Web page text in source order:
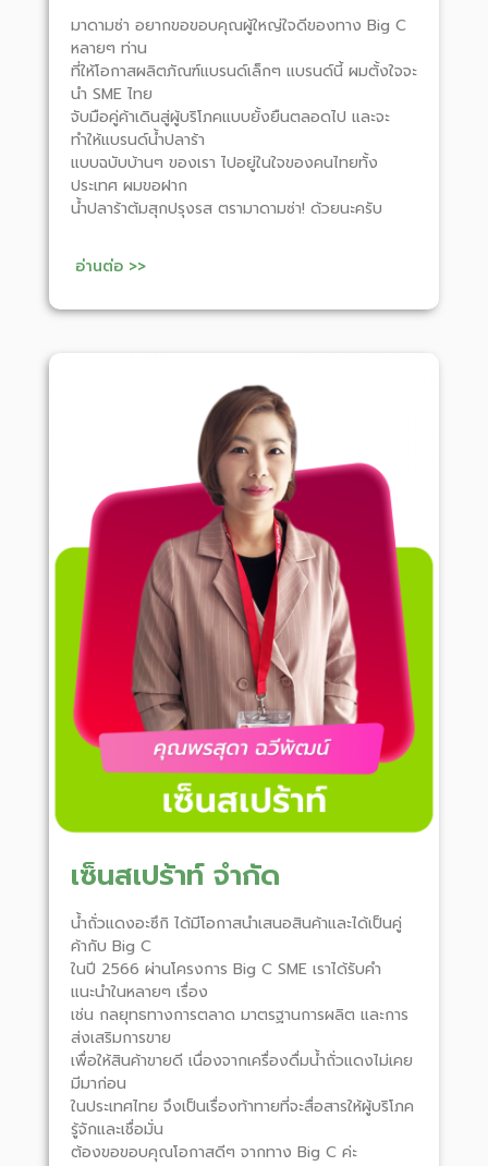
มาดามซ่า อยากขอขอบคุณผู้ใหญ่ใจดีของทาง Big C
หลายๆ ท่าน
ที่ให้โอกาสผลิตภัณฑ์แบรนด์เล็กๆ แบรนด์นี้ ผมตั้งใจจะ
นำ SME ไทย
จับมือคู่ค้าเดินสู่ผู้บริโภคแบบยั้งยืนตลอดไป และจะ
ทำให้แบรนด์น้ำปลาร้า
แบบฉบับบ้านๆ ของเรา ไปอยู่ในใจของคนไทยทั้ง
ประเทศ ผมขอฝาก
น้ำปลาร้าต้มสุกปรุงรส ตรามาดามซ่า! ด้วยนะครับ
อ่านต่อ >>
เซ็นสเปร้าท์ จำกัด
น้ำถั่วแดงอะซึกิ ได้มีโอกาสนำเสนอสินค้าและได้เป็นคู่
ค้ากับ Big C
ในปี 2566 ผ่านโครงการ Big C SME เราได้รับคำ
แนะนำในหลายๆ เรื่อง
เช่น กลยุทธทางการตลาด มาตรฐานการผลิต และการ
ส่งเสริมการขาย
เพื่อให้สินค้าขายดี เนื่องจากเครื่องดื่มน้ำถั่วแดงไม่เคย
มีมาก่อน
ในประเทศไทย จึงเป็นเรื่องท้าทายที่จะสื่อสารให้ผู้บริโภค
รู้จักและเชื่อมั่น
ต้องขอขอบคุณโอกาสดีๆ จากทาง Big C ค่ะ